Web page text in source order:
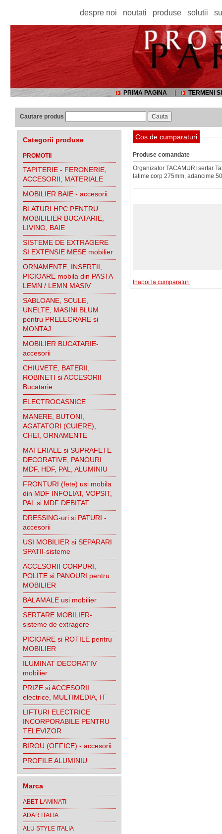
despre noi noutati produse solutii
PRIMA PAGINA TERMENI
Cautare produs
Categorii produse
PROMOTII
TAPITERIE - FERONERIE,
ACCESORII, MATERIALE
MOBILIER BAIE - accesorii
BLATURI HPC PENTRU
MOBILILIER BUCATARIE,
LIVING, BAIE
SISTEME DE EXTRAGERE
SI EXTENSIE MESE mobilier
ORNAMENTE, INSERTII,
PICIOARE mobila din PASTA
LEMN / LEMN MASIV
SABLOANE, SCULE,
UNELTE, MASINI BLUM
pentru PRELECRARE si
MONTAJ
MOBILIER BUCATARIE-
accesorii
CHIUVETE, BATERII,
ROBINETI si ACCESORII
Bucatarie
ELECTROCASNICE
MANERE, BUTONI,
AGATATORI (CUIERE),
CHEI, ORNAMENTE
MATERIALE si SUPRAFETE
DECORATIVE, PANOURI
MDF, HDF, PAL, ALUMINIU
FRONTURI (fete) usi mobila
din MDF INFOLIAT, VOPSIT,
PAL si MDF DEBITAT
DRESSING-uri si PATURI -
accesorii
USI MOBILIER si SEPARARI
SPATII-sisteme
ACCESORII CORPURI,
POLITE si PANOURI pentru
MOBILIER
BALAMALE usi mobilier
SERTARE MOBILIER-
sisteme de extragere
PICIOARE si ROTILE pentru
MOBILIER
ILUMINAT DECORATIV
mobilier
PRIZE si ACCESORII
electrice, MULTIMEDIA, IT
LIFTURI ELECTRICE
INCORPORABILE PENTRU
TELEVIZOR
BIROU (OFFICE) - accesorii
PROFILE ALUMINIU
Marca
ABET LAMINATI
ADAR ITALIA
ALU STYLE ITALIA
Cos de cumparaturi
Produse comandate
Organizator TACAMURI sertar
latime corp 275mm, adancime
Inapoi la cumparaturi